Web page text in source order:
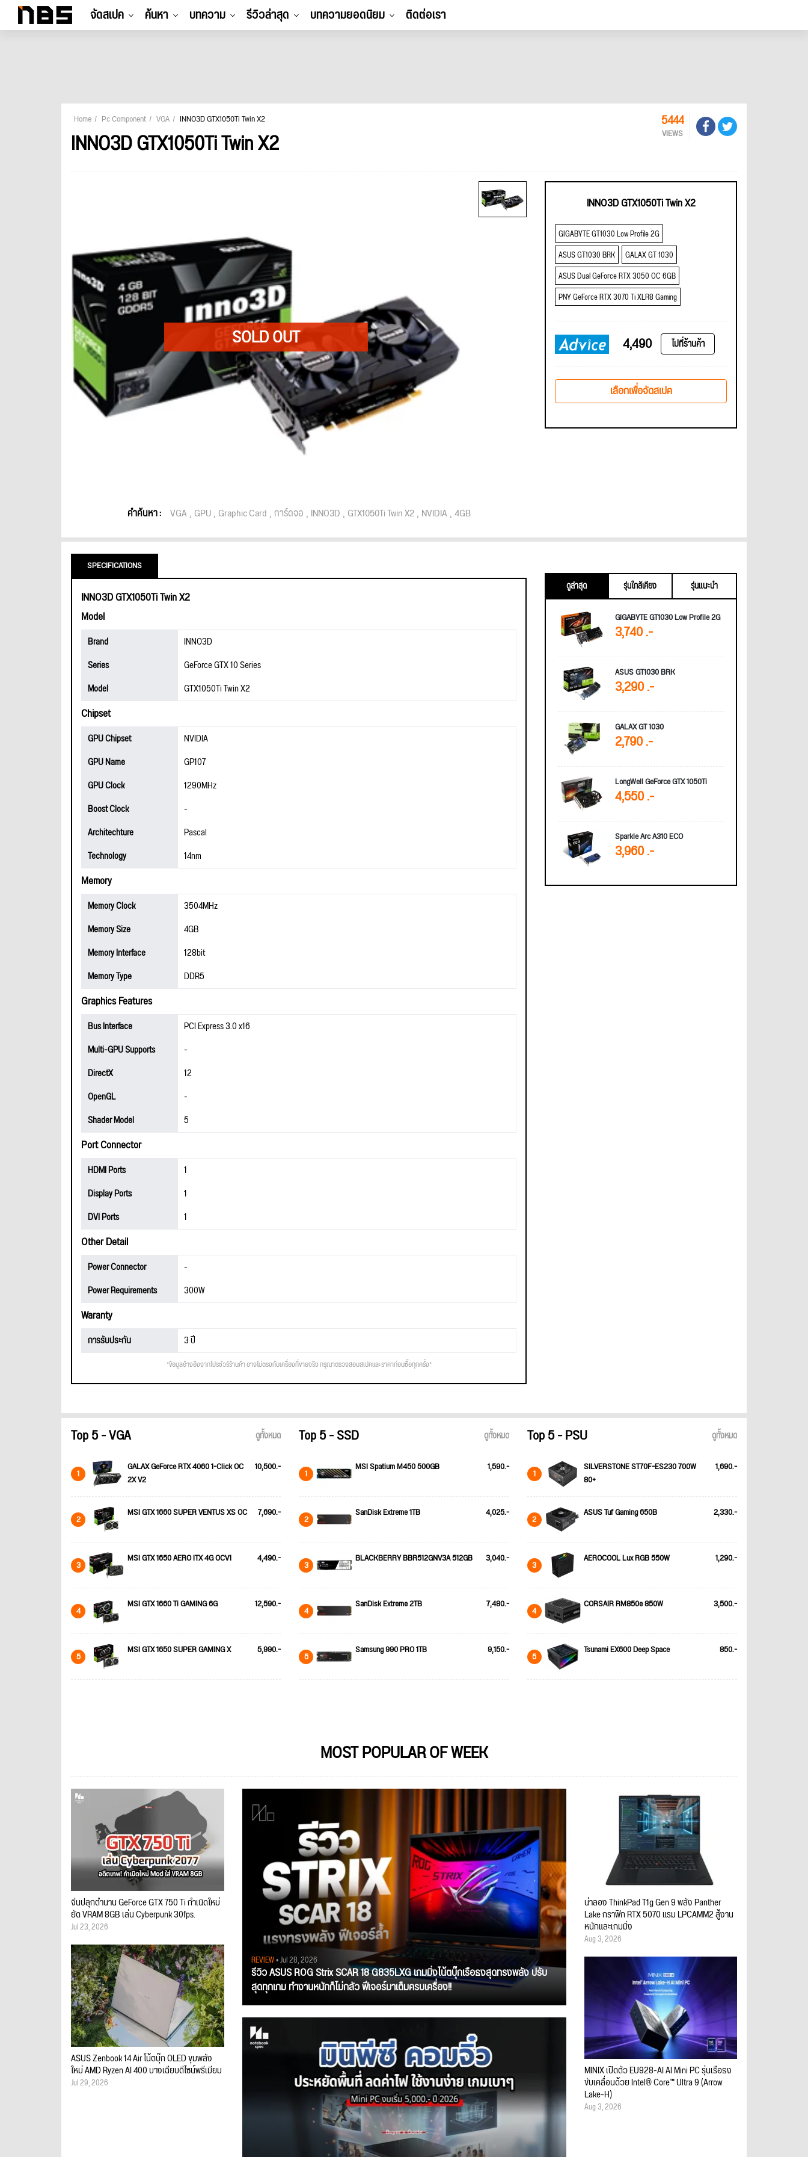
จัดสเปค ค้นหา บทความ รีวิวล่าสุด บทความยอดนิยม ติดต่อเรา
Home Pc Component VGA INNO3D GTX1050Ti Twin X2
INNO3D GTX1050Ti Twin X2
5444
VIEWS
คำค้นหา : VGA GPU Graphic Card การ์ดจอ INNO3D GTX1050Ti Twin X2 NVIDIA 4GB
INNO3D GTX1050Ti Twin X2
GIGABYTE GT1030 Low Profile 2G
ASUS GT1030 BRK
GALAX GT 1030
ASUS Dual GeForce RTX 3050 OC 6GB
PNY GeForce RTX 3070 Ti XLR8 Gaming
4,490 ไปที่ร้านค้า
เลือกเพื่อจัดสเปค
SPECIFICATIONS
INNO3D GTX1050Ti Twin X2
Model
Brand
INNO3D
Series
GeForce GTX 10 Series
Model
GTX1050Ti Twin X2
Chipset
GPU Chipset
NVIDIA
GPU Name
GP107
GPU Clock
1290MHz
Boost Clock
-
Architechture
Pascal
Technology
14nm
Memory
Memory Clock
3504MHz
Memory Size
4GB
Memory Interface
128bit
Memory Type
DDR5
Graphics Features
Bus Interface
PCI Express 3.0 x16
Multi-GPU Supports
-
DirectX
12
OpenGL
-
Shader Model
5
Port Connector
HDMI Ports
1
Display Ports
1
DVI Ports
1
Other Detail
Power Connector
-
Power Requirements
300W
Waranty
การรับประกัน 3 ปี
*ข้อมูลอ้างอิงจากโปรชัวร์ร้านค้า อาจไม่ตรงกับเครื่องที่ขายจริง กรุณาตรวจสอบสเปคและราคาก่อนซื้อทุกครั้ง*
ดูล่าสุด รุ่นใกล้เคียง
รุ่นแนะนำ
GIGABYTE GT1030 Low Profile 2G
3,740 .-
ASUS GT1030 BRK
3,290 .-
GALAX GT 1030
2,790 .-
LongWell GeForce GTX 1050Ti
4,550 .-
Sparkle Arc A310 ECO
3,960 .-
Top 5 - VGA ดูทั้งหมด
1
GALAX GeForce RTX 4060 1-Click OC
2X V2
10,500.-
2 MSI GTX 1660 SUPER VENTUS XS OC 7,690.-
3 MSI GTX 1650 AERO ITX 4G OCV1 4,490.-
4 MSI GTX 1660 Ti GAMING 6G 12,590.-
5 MSI GTX 1650 SUPER GAMING X 5,990.-
Top 5 - SSD ดูทั้งหมด
1 MSI Spatium M450 500GB 1,590.-
2 SanDisk Extreme 1TB 4,025.-
3 BLACKBERRY BBR512GNV3A 512GB 3,040.-
4 SanDisk Extreme 2TB 7,480.-
5 Samsung 990 PRO 1TB 9,150.-
Top 5 - PSU ดูทั้งหมด
1
SILVERSTONE ST70F-ES230 700W
80+
1,690.-
2 ASUS Tuf Gaming 650B 2,330.-
3 AEROCOOL Lux RGB 550W 1,290.-
4 CORSAIR RM850e 850W 3,500.-
5 Tsunami EX600 Deep Space 850.-
MOST POPULAR OF WEEK
REVIEW• Jul 28, 2026
รีวิว ASUS ROG Strix SCAR 18 G835LXG เกมมิ่งโน้ตบุ๊กเรือธงสุดทรงพลัง ปรับ
สุดทุกเกม ทำงานหนักก็ไม่กลัว ฟีเจอร์มาเต็มครบเครื่อง!!
จีนปลุกตำนาน GeForce GTX 750 Ti กำเนิดใหม่
ยัด VRAM 8GB เล่น Cyberpunk 30fps.
Jul 23, 2026
ASUS Zenbook 14 Air โน้ตบุ๊ก OLED ขุมพลัง
ใหม่ AMD Ryzen AI 400 บางเฉียบดีไซน์พรีเมียม
Jul 29, 2026
น่าลอง ThinkPad T1g Gen 9 พลัง Panther
Lake กราฟิก RTX 5070 แรม LPCAMM2 สู้งาน
หนักและเกมมิ่ง
Aug 3, 2026
MINIX เปิดตัว EU928-AI AI Mini PC รุ่นเรือธง
ขับเคลื่อนด้วย Intel® Core™ Ultra 9 (Arrow
Lake-H)
Aug 3, 2026